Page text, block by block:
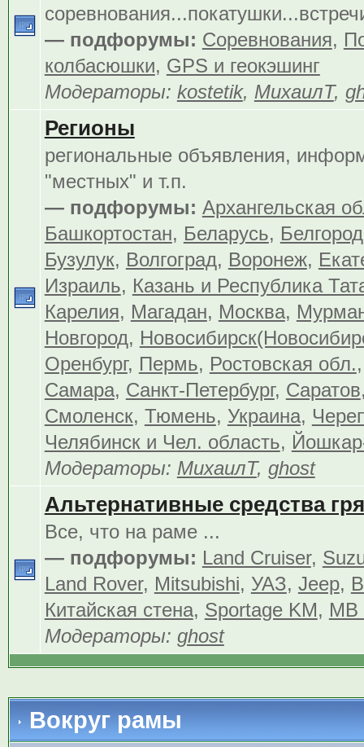
— подфорумы: Соревнования,
колбасюшки, GPS и геокэшинг
Модераторы: kostetik, МихаилТ,
Регионы
региональные объявления,
"местных" и т.п.
— подфорумы: Архангельская
Башкортостан, Беларусь,
Бузулук, Волгоград, Воронеж,
Израиль, Казань и Республика
Карелия, Магадан, Москва,
Новгород,
Оренбург, Пермь, Ростовская обл.
Самара, Санкт-Петербург, Саратов
Смоленск, Тюмень, Украина,
Челябинск и Чел. область,
Модераторы: МихаилТ, ghost
Альтернативные средства
Все, что на раме ...
— подфорумы: Land Cruiser,
Land Rover, Mitsubishi, УАЗ, Jeep,
Китайская стена, Sportage KM, MB
Модераторы: ghost
Вокруг рамы